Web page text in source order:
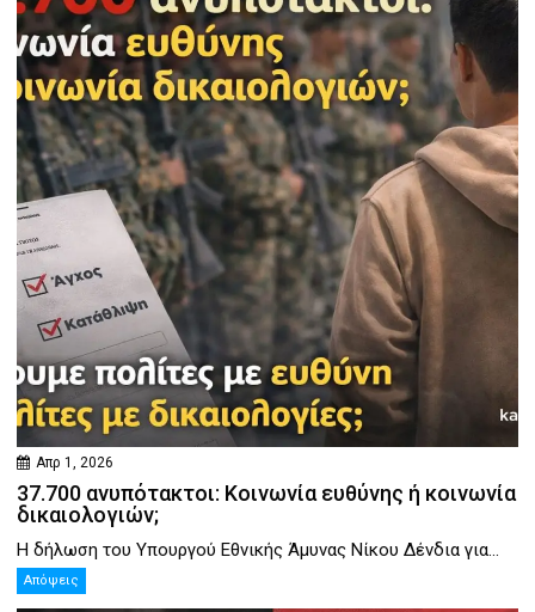
Απρ 1, 2026
37.700 ανυπότακτοι: Κοινωνία ευθύνης ή κοινωνία
δικαιολογιών;
Η δήλωση του Υπουργού Εθνικής Άμυνας Νίκου Δένδια για...
Απόψεις